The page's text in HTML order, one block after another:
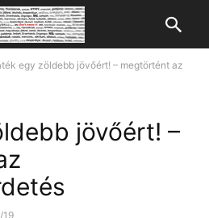
egy zöldebb jövőért! – megtörtént az
jövőért! –
19